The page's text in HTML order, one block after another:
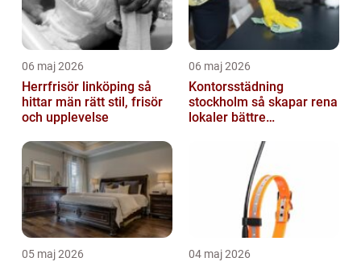
06 maj 2026
Herrfrisör linköping så
hittar män rätt stil, frisör
och upplevelse
06 maj 2026
Kontorsstädning
stockholm så skapar rena
lokaler bättre
05 maj 2026 04 maj 2026